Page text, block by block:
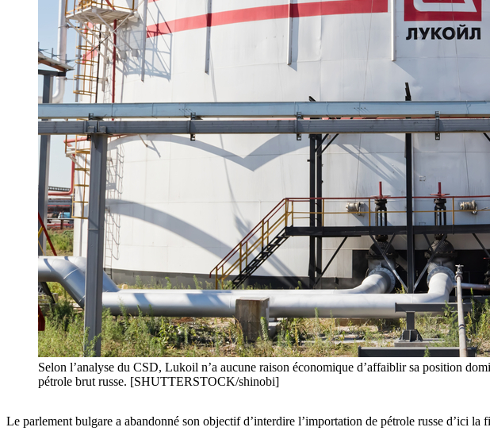
Selon l’analyse du CSD, Lukoil n’a aucune raison économique d’affaiblir sa position
pétrole brut russe. [SHUTTERSTOCK/shinobi]
Le parlement bulgare a abandonné son objectif d’interdire l’importation de pétrole russe d’ici